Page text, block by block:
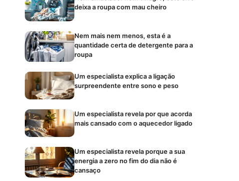
deixa a roupa com mau cheiro
Nem mais nem menos, esta é a
quantidade certa de detergente para a
roupa
Um especialista explica a ligação
surpreendente entre sono e peso
Um especialista revela por que acorda
mais cansado com o aquecedor ligado
Um especialista revela porque a sua
energia a zero no fim do dia não é
cansaço